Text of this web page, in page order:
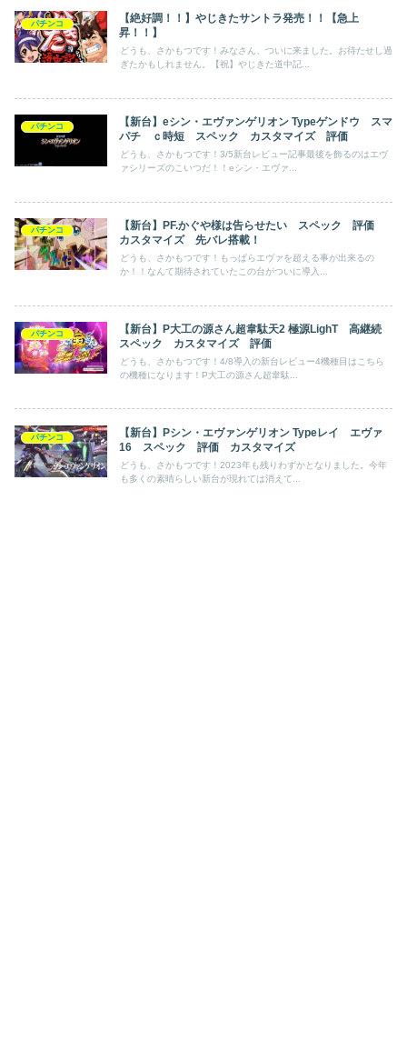
パチンコ
【絶好調！！】やじきたサントラ発売！！【急上
昇！！】
どうも、さかもつです！みなさん、ついに来ました。お待たせし過
ぎたかもしれません。【祝】やじきた道中記...
パチンコ
【新台】eシン・エヴァンゲリオン Typeゲンドウ スマ
パチ ｃ時短 スペック カスタマイズ 評価
どうも、さかもつです！3/5新台レビュー記事最後を飾るのはエヴ
ァシリーズのこいつだ！！eシン・エヴァ...
パチンコ
【新台】PF.かぐや様は告らせたい スペック 評価
カスタマイズ 先バレ搭載！
どうも、さかもつです！もっぱらエヴァを超える事が出来るの
か！！なんて期待されていたこの台がついに導入...
パチンコ
【新台】P大工の源さん超韋駄天2 極源LighT 高継続
スペック カスタマイズ 評価
どうも、さかもつです！4/8導入の新台レビュー4機種目はこちら
の機種になります！P大工の源さん超韋駄...
パチンコ
【新台】Pシン・エヴァンゲリオン Typeレイ エヴァ
16 スペック 評価 カスタマイズ
どうも、さかもつです！2023年も残りわずかとなりました。今年
も多くの素晴らしい新台が現れては消えて...